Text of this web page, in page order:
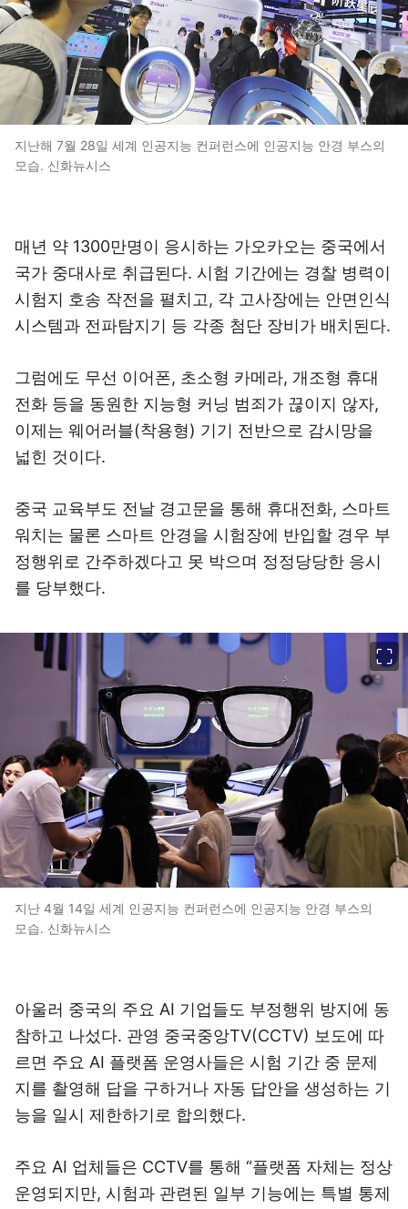
지난해 7월 28일 세계 인공지능 컨퍼런스에 인공지능 안경 부스의
모습. 신화뉴시스
매년 약 1300만명이 응시하는 가오카오는 중국에서
국가 중대사로 취급된다. 시험 기간에는 경찰 병력이
시험지 호송 작전을 펼치고, 각 고사장에는 안면인식
시스템과 전파탐지기 등 각종 첨단 장비가 배치된다.
그럼에도 무선 이어폰, 초소형 카메라, 개조형 휴대
전화 등을 동원한 지능형 커닝 범죄가 끊이지 않자,
이제는 웨어러블(착용형) 기기 전반으로 감시망을
넓힌 것이다.
중국 교육부도 전날 경고문을 통해 휴대전화, 스마트
워치는 물론 스마트 안경을 시험장에 반입할 경우 부
정행위로 간주하겠다고 못 박으며 정정당당한 응시
를 당부했다.
지난 4월 14일 세계 인공지능 컨퍼런스에 인공지능 안경 부스의
모습. 신화뉴시스
아울러 중국의 주요 AI 기업들도 부정행위 방지에 동
참하고 나섰다. 관영 중국중앙TV(CCTV) 보도에 따
르면 주요 AI 플랫폼 운영사들은 시험 기간 중 문제
지를 촬영해 답을 구하거나 자동 답안을 생성하는 기
능을 일시 제한하기로 합의했다.
주요 AI 업체들은 CCTV를 통해 “플랫폼 자체는 정상
운영되지만, 시험과 관련된 일부 기능에는 특별 통제